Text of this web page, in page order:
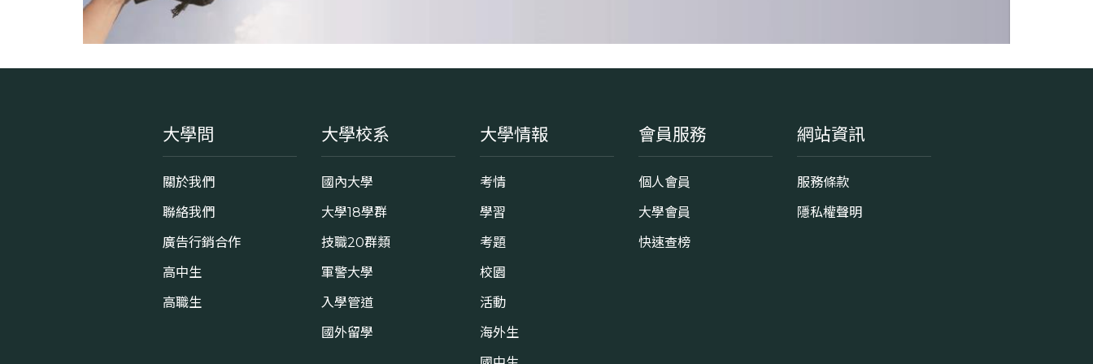
大學問
關於我們
聯絡我們
廣告行銷合作
高中生
高職生
大學校系
國內大學
大學18學群
技職20群類
軍警大學
入學管道
國外留學
大學情報
考情
學習
考題
校園
活動
海外生
會員服務
個人會員
大學會員
快速查榜
網站資訊
服務條款
隱私權聲明